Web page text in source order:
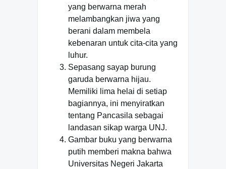
yang berwarna merah
melambangkan jiwa yang
berani dalam membela
kebenaran untuk cita-cita yang
luhur.
Sepasang sayap burung
garuda berwarna hijau.
Memiliki lima helai di setiap
bagiannya, ini menyiratkan
tentang Pancasila sebagai
landasan sikap warga UNJ.
Gambar buku yang berwarna
putih memberi makna bahwa
Universitas Negeri Jakarta